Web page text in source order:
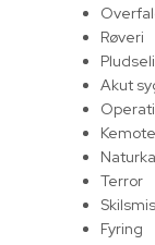
Røveri
Akut
Terror
Fyring